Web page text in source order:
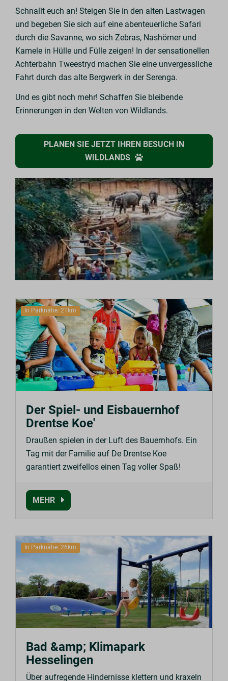
Schnallt euch an! Steigen Sie in den alten Lastwagen
und begeben Sie sich auf eine abenteuerliche Safari
durch die Savanne, wo sich Zebras, Nashörner und
Kamele in Hülle und Fülle zeigen! In der sensationellen
Achterbahn Tweestryd machen Sie eine unvergessliche
Fahrt durch das alte Bergwerk in der Serenga.
Und es gibt noch mehr! Schaffen Sie bleibende
Erinnerungen in den Welten von Wildlands.
PLANEN SIE JETZT IHREN BESUCH IN
WILDLANDS
In Parknähe: 21km
Der Spiel- und Eisbauernhof
Drentse Koe'
Draußen spielen in der Luft des Bauernhofs. Ein
Tag mit der Familie auf De Drentse Koe
garantiert zweifellos einen Tag voller Spaß!
MEHR
In Parknähe: 26km
Bad &amp; Klimapark
Hesselingen
Über aufregende Hindernisse klettern und kraxeln